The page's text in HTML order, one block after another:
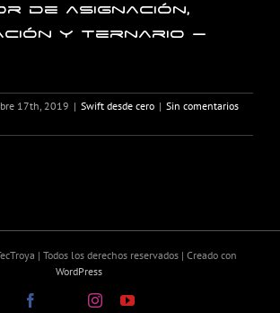
de asignación,
y ternario –
17th, 2019 | Swift desde cero | Sin comentarios
| Todos los derechos reservados | Creado con
WordPress
Facebook InstagramYouTube